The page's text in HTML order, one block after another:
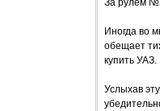
За рулем
Иногда во
обещает
купить УАЗ.
Услыхав